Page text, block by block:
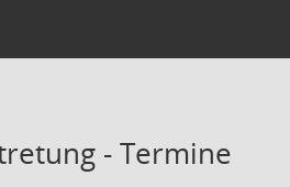
- Termine